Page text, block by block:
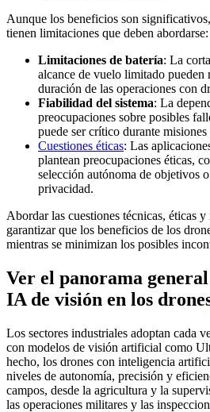
Aunque los beneficios son
tienen limitaciones que deben abordarse:
Limitaciones de batería: La
alcance de vuelo limitado pueden
duración de las operaciones con
Fiabilidad del sistema: La
preocupaciones sobre posibles
puede ser crítico durante
Cuestiones éticas: Las
plantean preocupaciones éticas,
selección autónoma de objetivos
privacidad.
Abordar las cuestiones técnicas, éticas
garantizar que los beneficios de los
mientras se minimizan los posibles
Ver el panorama
IA de visión en los
Los sectores industriales adoptan cada
con modelos de visión artificial como
hecho, los drones con inteligencia
niveles de autonomía, precisión y
campos, desde la agricultura y la
las operaciones militares y las